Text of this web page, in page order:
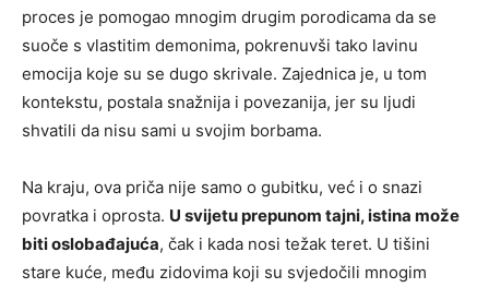
proces je pomogao mnogim drugim porodicama da se
suoče s vlastitim demonima, pokrenuvši tako lavinu
emocija koje su se dugo skrivale. Zajednica je, u tom
kontekstu, postala snažnija i povezanija, jer su ljudi
shvatili da nisu sami u svojim borbama.
Na kraju, ova priča nije samo o gubitku, već i o snazi
povratka i oprosta. U svijetu prepunom tajni, istina može
biti oslobađajuća, čak i kada nosi težak teret. U tišini
stare kuće, među zidovima koji su svjedočili mnogim